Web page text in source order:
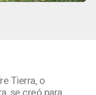
Tierra, o
se creó para